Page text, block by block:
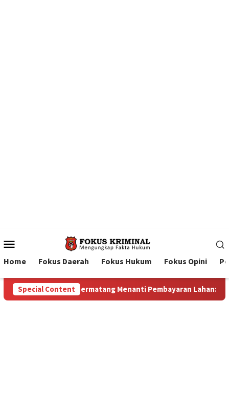
Menu
Home Fokus Daerah Fokus Hukum Fokus Opini
Special Content
Lahan: Antara Dugaan Konspirasi dan Bayang-Bayang